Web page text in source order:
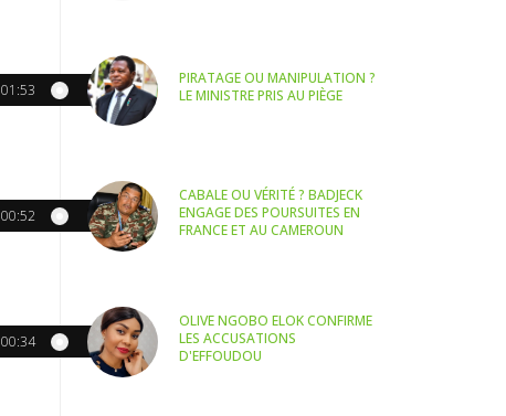
01:53
PIRATAGE OU MANIPULATION ?
LE MINISTRE PRIS AU PIÈGE
00:52
CABALE OU VÉRITÉ ? BADJECK
ENGAGE DES POURSUITES EN
FRANCE ET AU CAMEROUN
00:34
OLIVE NGOBO ELOK CONFIRME
LES ACCUSATIONS
D'EFFOUDOU